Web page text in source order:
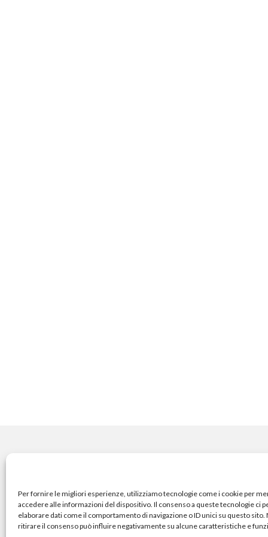
Per fornire le migliori esperienze, utilizziamo tecnologie come i cookie per
accedere alle informazioni del dispositivo. Il consenso a queste tecnologie ci
elaborare dati come il comportamento di navigazione o ID unici su questo
ritirare il consenso può influire negativamente su alcune caratteristiche e
© TheArchitecturalPost